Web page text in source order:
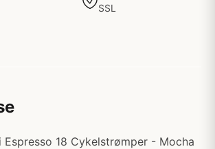
SSL
Espresso 18 Cykelstrømper - Mocha